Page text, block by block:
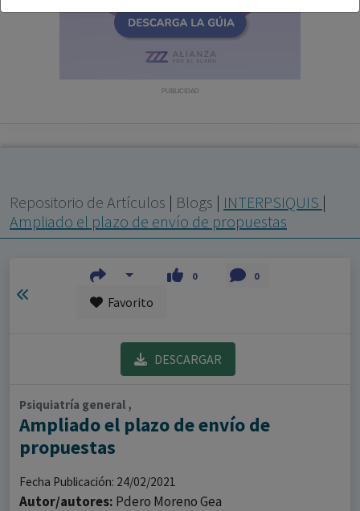
facultados para prescribir o dispensar medicamentos
con ejercicio profesional. La información técnica de los
fármacos se facilita a título meramente informativo,
PUBLICIDAD
Repositorio de Artículos | Blogs | INTERPSIQUIS |
Ampliado el plazo de envío de propuestas
0 0
Favorito
DESCARGAR
Psiquiatría general ,
Ampliado el plazo de envío de
propuestas
Fecha Publicación: 24/02/2021
Autor/autores: Pdero Moreno Gea